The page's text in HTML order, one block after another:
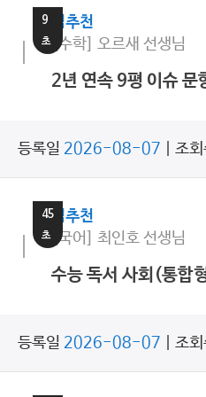
9
초
쌤추천
[수학] 오르새 선생님
2년 연속 9평 이슈
등록일 2026-08-07 | 조
45
초
쌤추천
[국어] 최인호 선생님
수능 독서 사회(통합
등록일 2026-08-07 | 조